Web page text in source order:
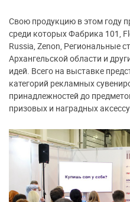
Свою продукцию в этом году
среди которых Фабрика 101,
Russia, Zenon, Региональные
Архангельской области и
идей. Всего на выставке
категорий рекламных
принадлежностей до
призовых и наградных